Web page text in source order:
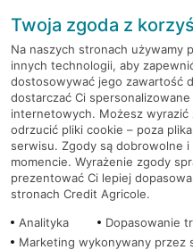
RODO
Regulamin serwisu
Mapa serwisu
PolitykaCookies
Twoja zgoda z
Na naszych stronach używamy
innych technologii, aby
dostosowywać jego zawartość
dostarczać Ci
internetowych. Możesz
odrzucić pliki cookie – poza
serwisu. Zgody są dobrowolne
momencie. Wyrażenie zgody
prezentować Ci lepiej
stronach Credit Agricole.
Analityka
Dopasowanie
Marketing wykonywany przez